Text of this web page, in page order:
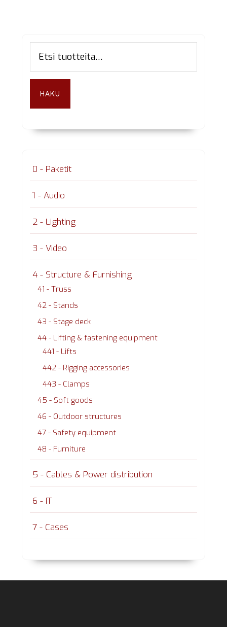
Ensisijainen
sivupalkki
HAKU
0 - Paketit
1 - Audio
2 - Lighting
3 - Video
4 - Structure & Furnishing
41 - Truss
42 - Stands
43 - Stage deck
44 - Lifting & fastening equipment
441 - Lifts
442 - Rigging accessories
443 - Clamps
45 - Soft goods
46 - Outdoor structures
47 - Safety equipment
48 - Furniture
5 - Cables & Power distribution
6 - IT
7 - Cases